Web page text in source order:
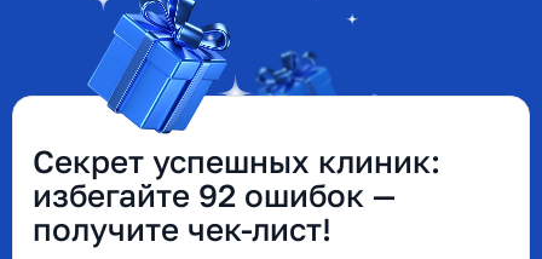
Секрет успешных клиник:
избегайте 92 ошибок —
получите чек-лист!